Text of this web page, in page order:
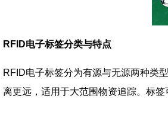
RFID电子标签分类与特点
RFID电子标签分为有源与无源两种类
离更远，适用于大范围物资追踪。标